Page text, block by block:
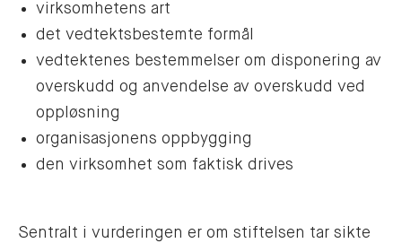
virksomhetens art
det vedtektsbestemte formål
vedtektenes bestemmelser om disponering av
overskudd og anvendelse av overskudd ved
oppløsning
organisasjonens oppbygging
den virksomhet som faktisk drives
Sentralt i vurderingen er om stiftelsen tar sikte